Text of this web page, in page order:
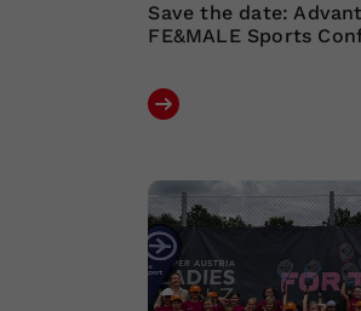
Save the date:
FE&MALE Sports